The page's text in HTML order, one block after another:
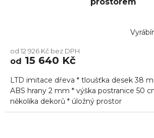
prostorem
produktu
je
z
5
hvězdiček.
od 12 926 Kč bez DPH
od 15 640 Kč
LTD imitace dřeva * tloušťka desek 38
ABS hrany 2 mm * výška postranice 50
několika dekorů * úložný prostor